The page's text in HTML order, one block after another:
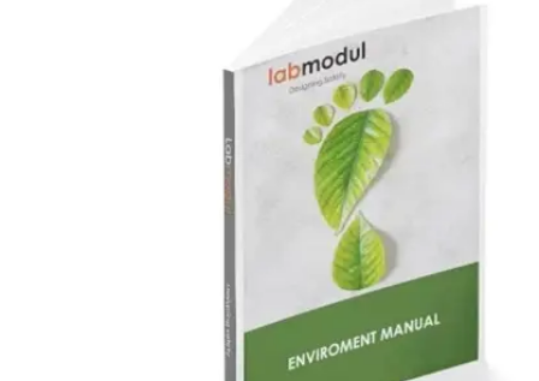
Miljø Håndbog
MILJØ HÅNDBOG